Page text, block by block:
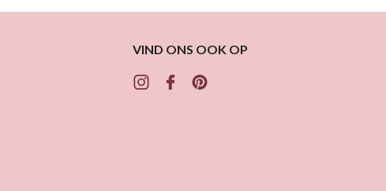
VIND ONS OOK OP